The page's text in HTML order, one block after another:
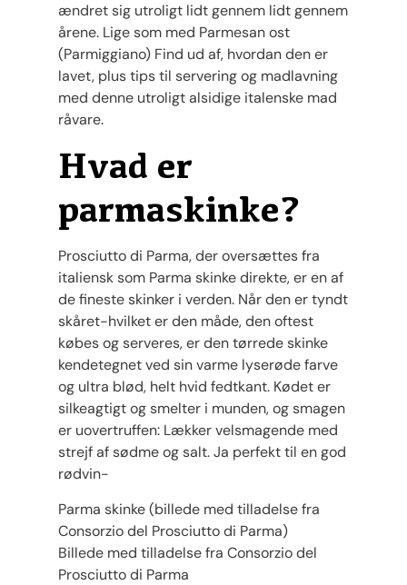
ændret sig utroligt lidt gennem lidt gennem
årene. Lige som med Parmesan ost
(Parmiggiano) Find ud af, hvordan den er
lavet, plus tips til servering og madlavning
med denne utroligt alsidige italenske mad
råvare.
Hvad er
parmaskinke?
Prosciutto di Parma, der oversættes fra
italiensk som Parma skinke direkte, er en af ​​
de fineste skinker i verden. Når den er tyndt
skåret-hvilket er den måde, den oftest
købes og serveres, er den tørrede skinke
kendetegnet ved sin varme lyserøde farve
og ultra blød, helt hvid fedtkant. Kødet er
silkeagtigt og smelter i munden, og smagen
er uovertruffen: Lækker velsmagende med
strejf af sødme og salt. Ja perfekt til en god
rødvin-
Parma skinke (billede med tilladelse fra
Consorzio del Prosciutto di Parma)
Billede med tilladelse fra Consorzio del
Prosciutto di Parma